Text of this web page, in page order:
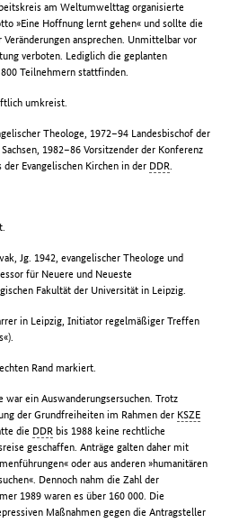
am Weltumwelttag organisierte
»Eine Hoffnung lernt gehen« und sollte die
ansprechen. Unmittelbar vor
verboten. Lediglich die geplanten
Teilnehmern stattfinden.
umkreist.
Theologe, 1972–94 Landesbischof der
1982–86 Vorsitzender der Konferenz
Evangelischen Kirchen in der DDR
Jg. 1942, evangelischer Theologe und
für Neuere und Neueste
Fakultät der Universität in Leipzig.
in Leipzig, Initiator regelmäßiger Treffen
Rand markiert.
war ein Auswanderungsersuchen. Trotz
der Grundfreiheiten im Rahmen der KSZE
die DDR bis 1988 keine rechtliche
geschaffen. Anträge galten daher mit
oder aus anderen »humanitären
Dennoch nahm die Zahl der
1989 waren es über 160 000. Die
Maßnahmen gegen die Antragsteller